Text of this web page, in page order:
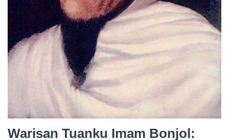
Warisan Tuanku Imam Bonjol: